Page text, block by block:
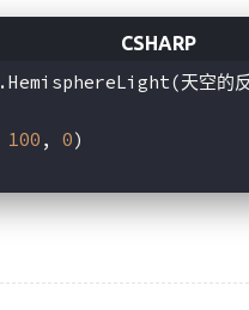
天空的
100 , 0)